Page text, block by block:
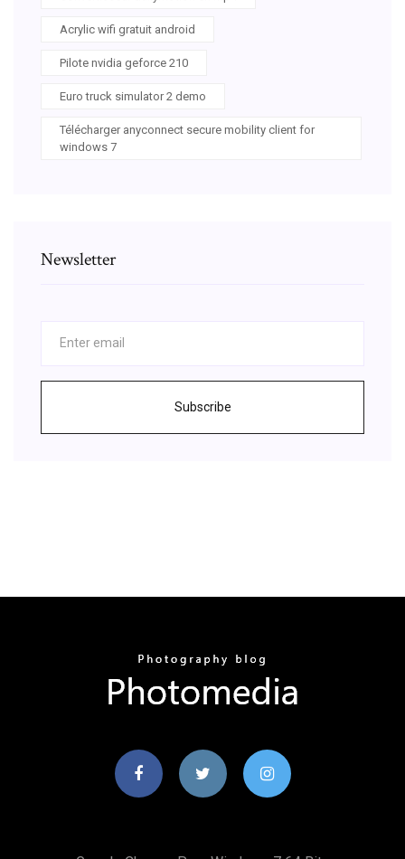
Acrylic wifi gratuit android
Pilote nvidia geforce 210
Euro truck simulator 2 demo
Télécharger anyconnect secure mobility client for
windows 7
Newsletter
Subscribe